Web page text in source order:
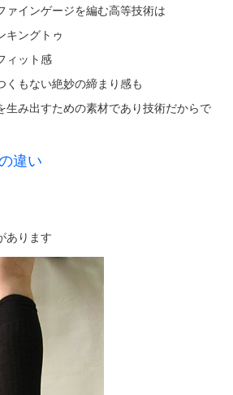
ァインゲージを編む高等技術は
キングトゥ
ィット感
くもない絶妙の締まり感も
生み出すための素材であり技術だからで
違い
あります